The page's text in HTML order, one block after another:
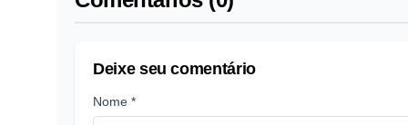
Deixe seu comentário
Nome *